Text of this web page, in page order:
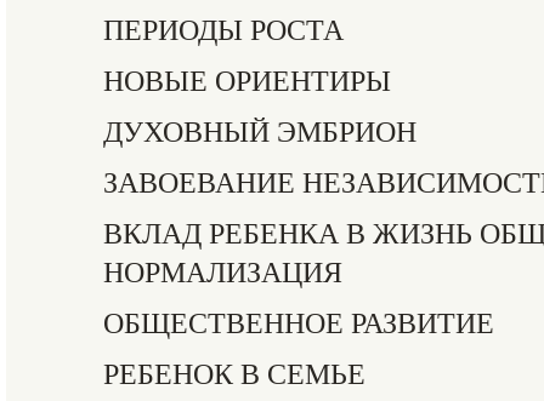
ПЕРИОДЫ РОСТА
НОВЫЕ ОРИЕНТИРЫ
ДУХОВНЫЙ ЭМБРИОН
ЗАВОЕВАНИЕ
ВКЛАД РЕБЕНКА В ЖИЗНЬ
НОРМАЛИЗАЦИЯ
ОБЩЕСТВЕННОЕ РАЗВИТИЕ
РЕБЕНОК В СЕМЬЕ